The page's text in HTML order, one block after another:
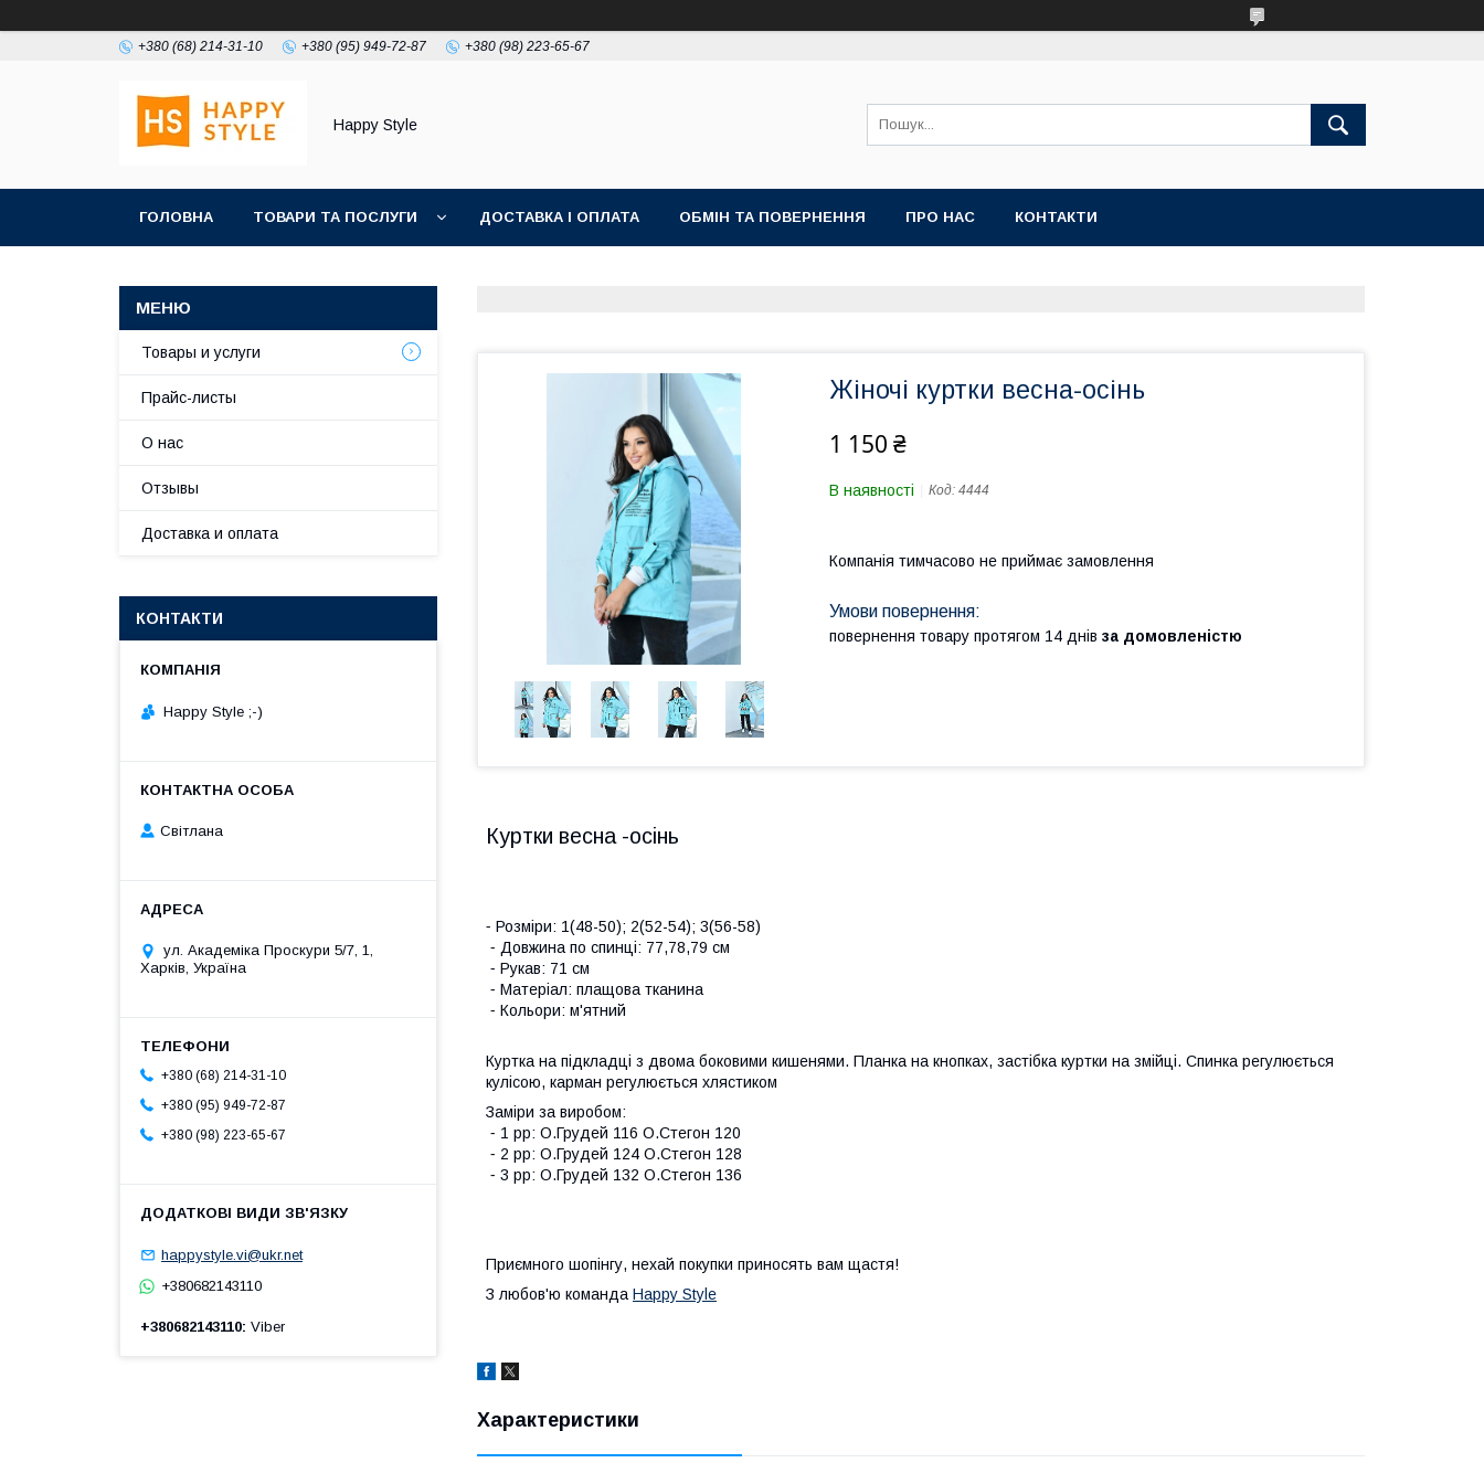
+380 (68) 214-31-10 +380 (95) 949-72-87 +380 (98) 223-65-67
Happy Style
ГОЛОВНА ТОВАРИ ТА ПОСЛУГИ ДОСТАВКА І ОПЛАТА ОБМІН ТА ПОВЕРНЕННЯ ПРО НАС КОНТАКТИ
Жіночі куртки весна-осінь
1 150 ₴
В наявності Код: 4444
Компанія тимчасово не приймає замовлення
повернення товару протягом 14 днів за домовленістю
Куртки весна -осінь
⁃ Розміри: 1(48-50); 2(52-54); 3(56-58)
⁃ Довжина по спинці: 77,78,79 см
⁃ Рукав: 71 см
⁃ Матеріал: плащова тканина
⁃ Кольори: м'ятний
Куртка на підкладці з двома боковими кишенями. Планка на кнопках, застібка куртки на змійці. Спинка регулюється
кулісою, карман регулюється хлястиком
Заміри за виробом:
⁃ 1 рр: О.Грудей 116 О.Стегон 120
⁃ 2 рр: О.Грудей 124 О.Стегон 128
⁃ 3 рр: О.Грудей 132 О.Стегон 136
Приємного шопінгу, нехай покупки приносять вам щастя!
З любов'ю команда Happy Style
Характеристики
Товары и услуги
Прайс-листы
О нас
Отзывы
Доставка и оплата
КОНТАКТИ
Happy Style ;-)
Cвітлана
ул. Академіка Проскури 5/7, 1,
Харків, Україна
+380 (68) 214-31-10
+380 (95) 949-72-87
+380 (98) 223-65-67
happystyle.vi@ukr.net
+380682143110
+380682143110 Viber